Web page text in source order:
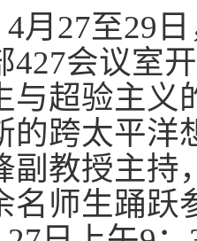
4月 27至29
427会议室
与超验主义
的跨太平洋
副教授主持
名师生踊跃